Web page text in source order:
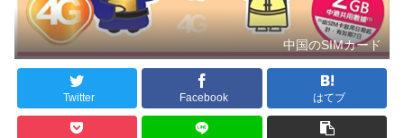
中国のSIMカード
Twitter Facebook はてブ